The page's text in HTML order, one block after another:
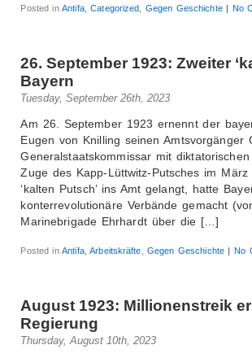
Posted inAntifa,Categorized Gegen Geschichte | No
26. September 1923: Zweiter
Bayern
Tuesday, September 26th, 2023
Am 26. September 1923 ernennt der
Eugen von Knilling seinen Amtsvorgänger
Generalstaatskommissar mit
Zuge des Kapp-Lüttwitz-Putsches im
‘kalten Putsch’ ins Amt gelangt, hatte
konterrevolutionäre Verbände gemacht
Marinebrigade Ehrhardt über die […]
Posted inAntifa,Arbeitskräfte ,Gegen Geschichte | No
August 1923: Millionenstreik
Regierung
Thursday, August 10th, 2023